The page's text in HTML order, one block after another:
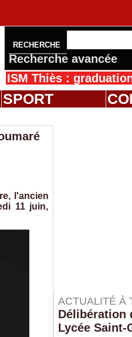
RECHERCHE
Recherche avancée
: graduation de la
SPORT
l'ancien
11 juin,
ACTUALITÉ À
Délibération
Lycée Saint-